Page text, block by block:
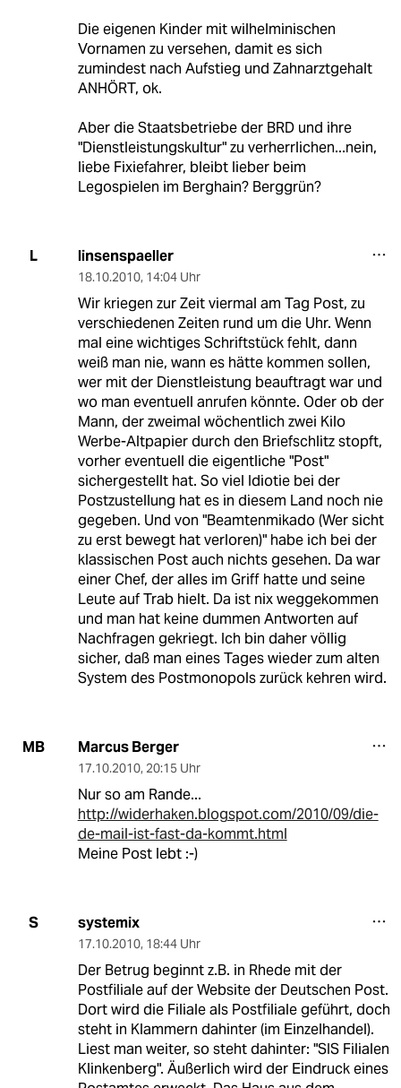
Die eigenen Kinder mit wilhelminischen
Vornamen zu versehen, damit es sich
zumindest nach Aufstieg und Zahnarztgehalt
ANHÖRT, ok.
Aber die Staatsbetriebe der BRD und ihre
"Dienstleistungskultur" zu verherrlichen...nein,
liebe Fixiefahrer, bleibt lieber beim
Legospielen im Berghain? Berggrün?
L linsenspaeller
18.10.2010, 14:04 Uhr
Wir kriegen zur Zeit viermal am Tag Post, zu
verschiedenen Zeiten rund um die Uhr. Wenn
mal eine wichtiges Schriftstück fehlt, dann
weiß man nie, wann es hätte kommen sollen,
wer mit der Dienstleistung beauftragt war und
wo man eventuell anrufen könnte. Oder ob der
Mann, der zweimal wöchentlich zwei Kilo
Werbe-Altpapier durch den Briefschlitz stopft,
vorher eventuell die eigentliche "Post"
sichergestellt hat. So viel Idiotie bei der
Postzustellung hat es in diesem Land noch nie
gegeben. Und von "Beamtenmikado (Wer sicht
zu erst bewegt hat verloren)" habe ich bei der
klassischen Post auch nichts gesehen. Da war
einer Chef, der alles im Griff hatte und seine
Leute auf Trab hielt. Da ist nix weggekommen
und man hat keine dummen Antworten auf
Nachfragen gekriegt. Ich bin daher völlig
sicher, daß man eines Tages wieder zum alten
System des Postmonopols zurück kehren wird.
MB Marcus Berger
17.10.2010, 20:15 Uhr
Nur so am Rande...
http://widerhaken.blogspot.com/2010/09/die-
de-mail-ist-fast-da-kommt.html
Meine Post lebt :-)
S systemix
17.10.2010, 18:44 Uhr
Der Betrug beginnt z.B. in Rhede mit der
Postfiliale auf der Website der Deutschen Post.
Dort wird die Filiale als Postfiliale geführt, doch
steht in Klammern dahinter (im Einzelhandel).
Liest man weiter, so steht dahinter: "SIS Filialen
Klinkenberg". Äußerlich wird der Eindruck eines